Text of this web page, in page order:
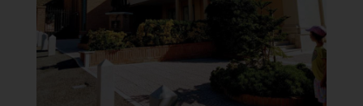
Clicca per ingrandire
]